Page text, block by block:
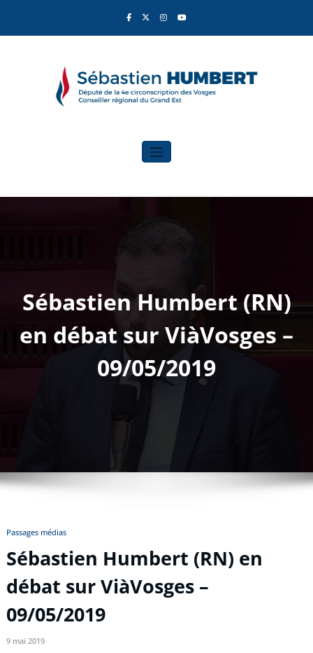
contenu
Sébastien Humbert
Sébastien Humbert (RN)
en débat sur ViàVosges –
09/05/2019
Passages médias
Sébastien Humbert (RN) en
débat sur ViàVosges –
09/05/2019
9 mai 2019